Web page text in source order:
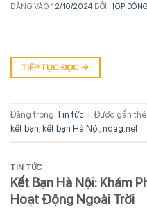
ĐĂNG VÀO 12/10/2024 BỞI HỢP
TIẾP TỤC ĐỌC →
Đăng trong Tin tức Được gắn thẻ
kết bạn, kết bạn Hà Nội, ndag.net
TIN TỨC
Kết Bạn Hà Nội: Khám
Hoạt Động Ngoài Trời